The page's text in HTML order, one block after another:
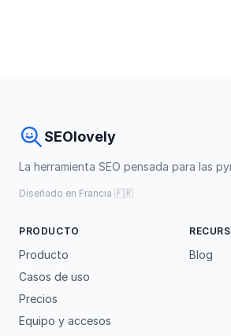
SEOlovely
La herramienta SEO pensada para las
Diseñado en Francia 🇫🇷
PRODUCTO
Producto
Casos de uso
Precios
Equipo y accesos
Blog